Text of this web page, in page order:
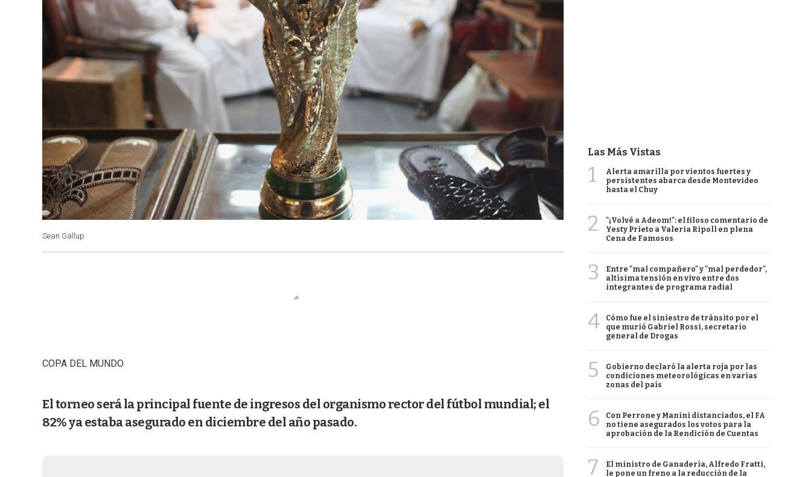
Sean Gallup
COPA DEL MUNDO
El torneo será la principal fuente de ingresos del organismo rector del fútbol mundial; el
82% ya estaba asegurado en diciembre del año pasado.
Las Más Vistas
1
Alerta amarilla por vientos fuertes y
persistentes abarca desde Montevideo
hasta el Chuy
2
"¡Volvé a Adeom!": el filoso comentario de
Yesty Prieto a Valeria Ripoll en plena
Cena de Famosos
3
Entre "mal compañero" y "mal perdedor",
altísima tensión en vivo entre dos
integrantes de programa radial
4
Cómo fue el siniestro de tránsito por el
que murió Gabriel Rossi, secretario
general de Drogas
5
Gobierno declaró la alerta roja por las
condiciones meteorológicas en varias
zonas del país
6
Con Perrone y Manini distanciados, el FA
no tiene asegurados los votos para la
aprobación de la Rendición de Cuentas
7
El ministro de Ganadería, Alfredo Fratti,
le pone un freno a la reducción de la